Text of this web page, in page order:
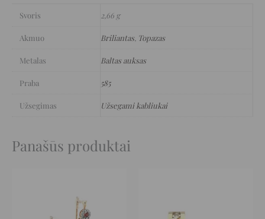
Svoris 2,66 g
Akmuo Briliantas, Topazas
Metalas Baltas auksas
Praba 585
Užsegimas Užsegami kabliukai
Panašūs produktai